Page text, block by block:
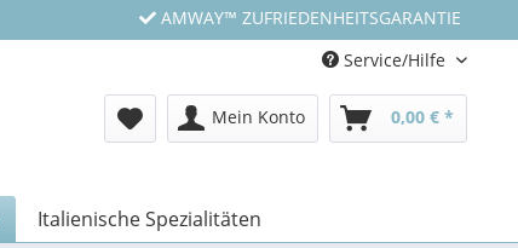
AMWAY™ ZUFRIEDENHEITSGARANTIE
Service/Hilfe
Mein Konto 0,00 € *
Italienische Spezialitäten